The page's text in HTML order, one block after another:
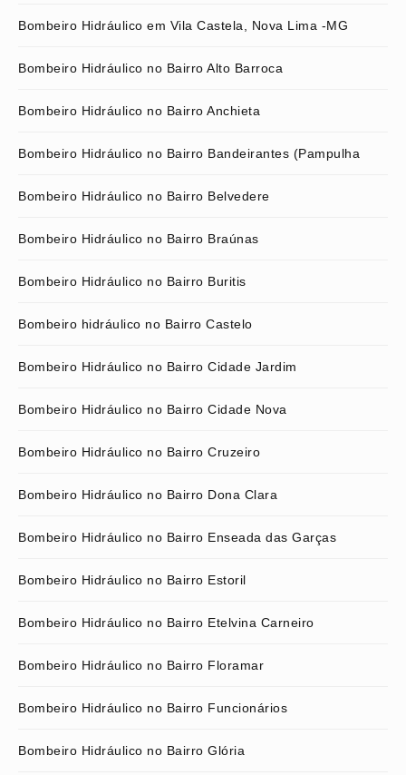
Bombeiro Hidráulico em Vila Castela, Nova Lima -MG
Bombeiro Hidráulico no Bairro Alto Barroca
Bombeiro Hidráulico no Bairro Anchieta
Bombeiro Hidráulico no Bairro Bandeirantes (Pampulha
Bombeiro Hidráulico no Bairro Belvedere
Bombeiro Hidráulico no Bairro Braúnas
Bombeiro Hidráulico no Bairro Buritis
Bombeiro hidráulico no Bairro Castelo
Bombeiro Hidráulico no Bairro Cidade Jardim
Bombeiro Hidráulico no Bairro Cidade Nova
Bombeiro Hidráulico no Bairro Cruzeiro
Bombeiro Hidráulico no Bairro Dona Clara
Bombeiro Hidráulico no Bairro Enseada das Garças
Bombeiro Hidráulico no Bairro Estoril
Bombeiro Hidráulico no Bairro Etelvina Carneiro
Bombeiro Hidráulico no Bairro Floramar
Bombeiro Hidráulico no Bairro Funcionários
Bombeiro Hidráulico no Bairro Glória